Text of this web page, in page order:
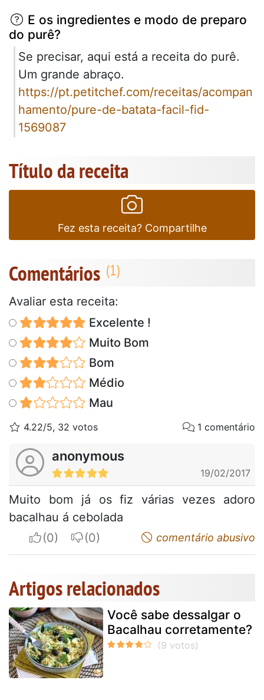
E os ingredientes e modo de preparo
do purê?
Se precisar, aqui está a receita do purê.
Um grande abraço.
https://pt.petitchef.com/receitas/acompan
hamento/pure-de-batata-facil-fid-
1569087
Título da receita
Fez esta receita? Compartilhe
Comentários
Avaliar esta receita:
Excelente !
Muito Bom
Bom
Médio
Mau
4.22/5, 32 votos 1 comentário
anonymous
19/02/2017
Muito bom já os fiz várias vezes adoro
bacalhau á cebolada
I apreciateI do not appreciatecomentário abusivo
Artigos relacionados
Você sabe dessalgar o
Bacalhau corretamente?